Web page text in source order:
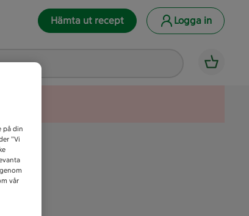
Hämta ut recept Logga in
på din
”Vi
vår